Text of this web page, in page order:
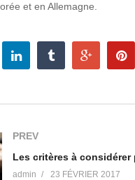
et en Allemagne.
PREV
admin 23 FÉVRIER 2017